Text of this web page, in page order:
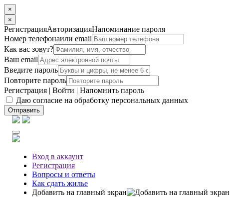
×
×
РегистрацияАвторизацияНапоминание пароля
Номер телефонаили email
Как вас зовут?
Ваш email
Введите пароль
Повторите пароль
Регистрация | Войти | Напомнить пароль
Даю согласие на обработку персональных данных
Отправить
Вход в аккаунт
Регистрация
Вопросы и ответы
Как сдать жилье
Добавить на главный экран